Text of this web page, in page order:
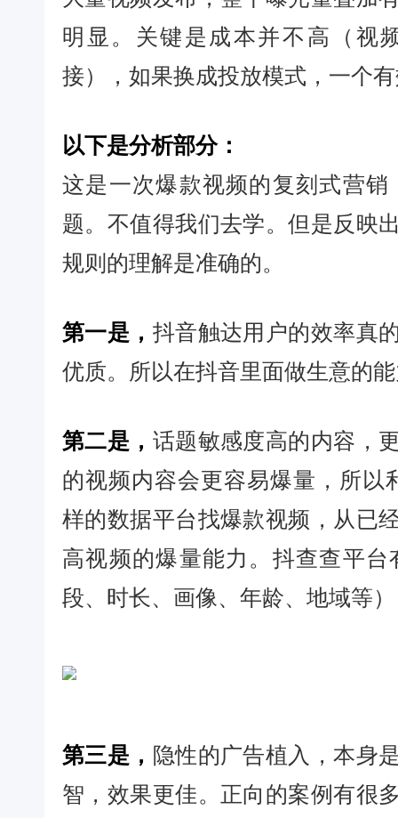
明显。关键是成本并不高（视
接），如果换成投放模式，一个
以下是分析部分：
这是一次爆款视频的复刻式营
题。不值得我们去学。但是反映
规则的理解是准确的。
第一是， 抖音触达用户的效率真
优质。所以在抖音里面做生意的
第二是， 话题敏感度高的内容，
的视频内容会更容易爆量，所以
样的数据平台找爆款视频，从已
高视频的爆量能力。抖查查平
段、时长、画像、年龄、地域等
第三是， 隐性的广告植入，本身
智，效果更佳。正向的案例有很